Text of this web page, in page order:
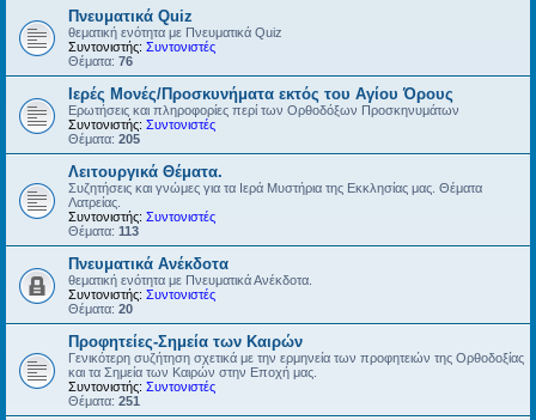
Πνευματικά Quiz
θεματική ενότητα με Πνευματικά Quiz
Συντονιστής: Συντονιστές
Θέματα: 76
Ιερές Μονές/Προσκυνήματα εκτός του Αγίου Όρους
Ερωτήσεις και πληροφορίες περί των Ορθοδόξων Προσκηνυμάτων
Συντονιστής: Συντονιστές
Θέματα: 205
Λειτουργικά Θέματα.
Συζητήσεις και γνώμες για τα Ιερά Μυστήρια της Εκκλησίας μας. Θέματα
Λατρείας.
Συντονιστής: Συντονιστές
Θέματα: 113
Πνευματικά Ανέκδοτα
θεματική ενότητα με Πνευματικά Ανέκδοτα.
Συντονιστής: Συντονιστές
Θέματα: 20
Προφητείες-Σημεία των Καιρών
Γενικότερη συζήτηση σχετικά με την ερμηνεία των προφητειών της Ορθοδοξίας
και τα Σημεία των Καιρών στην Εποχή μας.
Συντονιστής: Συντονιστές
Θέματα: 251